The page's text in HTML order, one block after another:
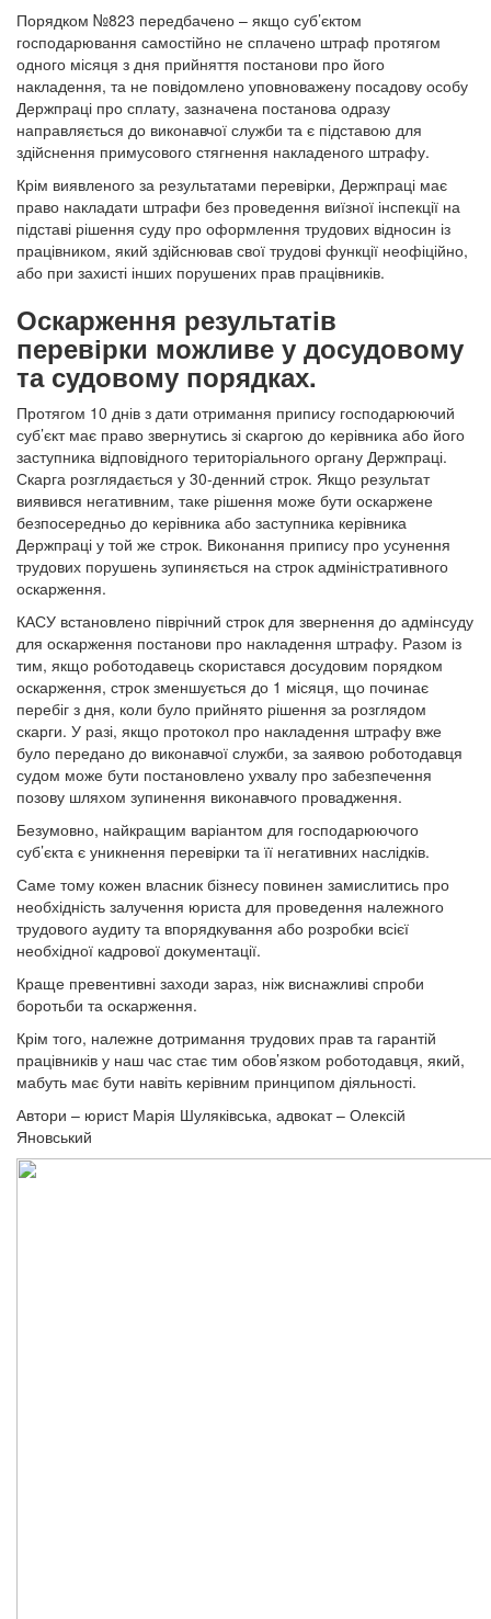
Порядком №823 передбачено – якщо суб’єктом
господарювання самостійно не сплачено штраф протягом
одного місяця з дня прийняття постанови про його
накладення, та не повідомлено уповноважену посадову особу
Держпраці про сплату, зазначена постанова одразу
направляється до виконавчої служби та є підставою для
здійснення примусового стягнення накладеного штрафу.
Крім виявленого за результатами перевірки, Держпраці має
право накладати штрафи без проведення виїзної інспекції на
підставі рішення суду про оформлення трудових відносин із
працівником, який здійснював свої трудові функції неофіційно,
або при захисті інших порушених прав працівників.
Оскарження результатів
перевірки можливе у досудовому
та судовому порядках.
Протягом 10 днів з дати отримання припису господарюючий
суб’єкт має право звернутись зі скаргою до керівника або його
заступника відповідного територіального органу Держпраці.
Скарга розглядається у 30-денний строк. Якщо результат
виявився негативним, таке рішення може бути оскаржене
безпосередньо до керівника або заступника керівника
Держпраці у той же строк. Виконання припису про усунення
трудових порушень зупиняється на строк адміністративного
оскарження.
КАСУ встановлено піврічний строк для звернення до адмінсуду
для оскарження постанови про накладення штрафу. Разом із
тим, якщо роботодавець скористався досудовим порядком
оскарження, строк зменшується до 1 місяця, що починає
перебіг з дня, коли було прийнято рішення за розглядом
скарги. У разі, якщо протокол про накладення штрафу вже
було передано до виконавчої служби, за заявою роботодавця
судом може бути постановлено ухвалу про забезпечення
позову шляхом зупинення виконавчого провадження.
Безумовно, найкращим варіантом для господарюючого
суб’єкта є уникнення перевірки та її негативних наслідків.
Саме тому кожен власник бізнесу повинен замислитись про
необхідність залучення юриста для проведення належного
трудового аудиту та впорядкування або розробки всієї
необхідної кадрової документації.
Краще превентивні заходи зараз, ніж виснажливі спроби
боротьби та оскарження.
Крім того, належне дотримання трудових прав та гарантій
працівників у наш час стає тим обов’язком роботодавця, який,
мабуть має бути навіть керівним принципом діяльності.
Автори – юрист Марія Шуляківська, адвокат – Олексій
Яновський